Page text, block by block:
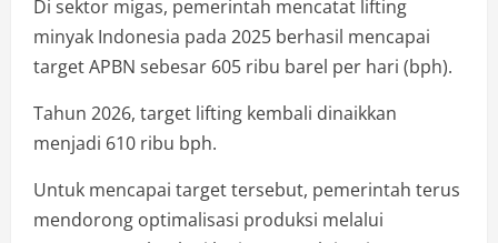
Di sektor migas, pemerintah mencatat lifting
minyak Indonesia pada 2025 berhasil mencapai
target APBN sebesar 605 ribu barel per hari (bph).
Tahun 2026, target lifting kembali dinaikkan
menjadi 610 ribu bph.
Untuk mencapai target tersebut, pemerintah terus
mendorong optimalisasi produksi melalui